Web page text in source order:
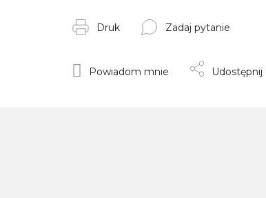
Druk Zadaj pytanie
Powiadom mnie Udostępnij